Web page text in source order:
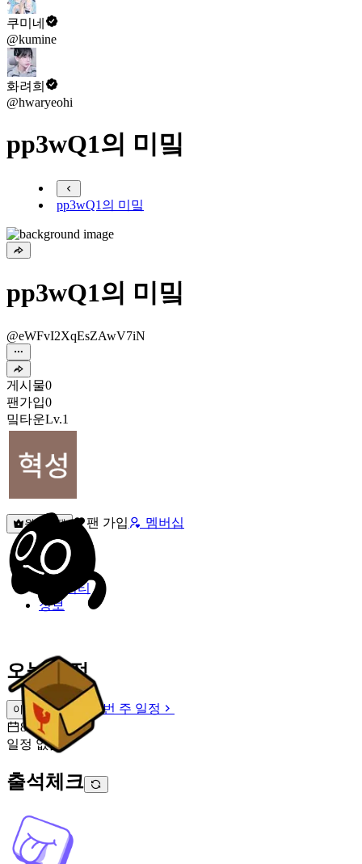
쿠미네
@kumine
화려희
@hwaryeohi
pp3wQ1의 미밐
pp3wQ1의 미밐
pp3wQ1의 미밐
@eWFvI2XqEsZAwV7iN
게시물0
팬가입0
밐타운Lv.1
원픽선택 팬 가입 멤버십
밐타운
피드
커뮤니티
정보
오늘 일정
이번 주 일정
이번 주 일정
8월 7일 [금]
일정 없음
출석체크